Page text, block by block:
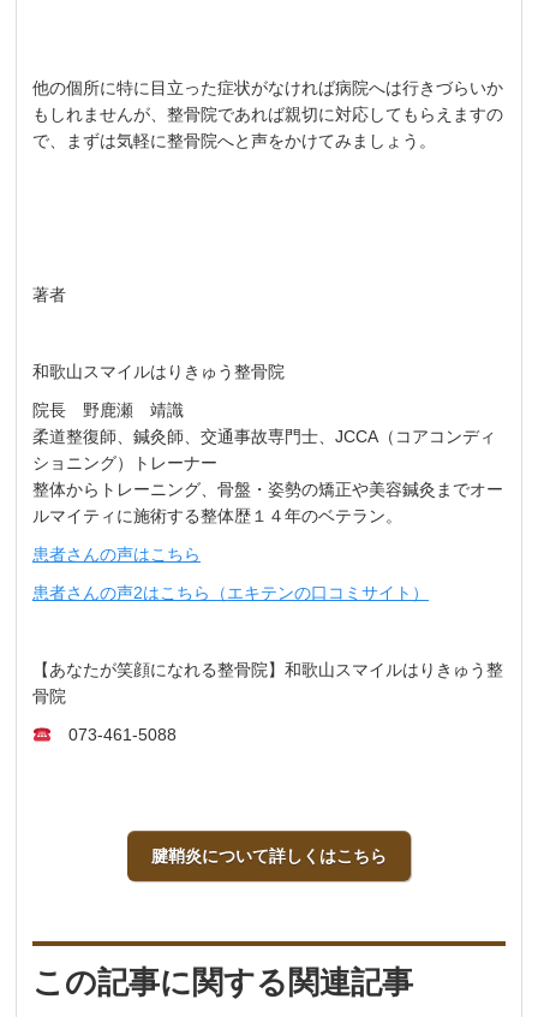
他の個所に特に目立った症状がなければ病院へは行きづらいか
もしれませんが、整骨院であれば親切に対応してもらえますの
で、まずは気軽に整骨院へと声をかけてみましょう。
著者
和歌山スマイルはりきゅう整骨院
院長 野鹿瀬 靖識
柔道整復師、鍼灸師、交通事故専門士、JCCA（コアコンディ
ショニング）トレーナー
整体からトレーニング、骨盤・姿勢の矯正や美容鍼灸までオー
ルマイティに施術する整体歴１４年のベテラン。
患者さんの声はこちら
患者さんの声2はこちら（エキテンの口コミサイト）
【あなたが笑顔になれる整骨院】和歌山スマイルはりきゅう整
骨院
073-461-5088
腱鞘炎について詳しくはこちら
この記事に関する関連記事